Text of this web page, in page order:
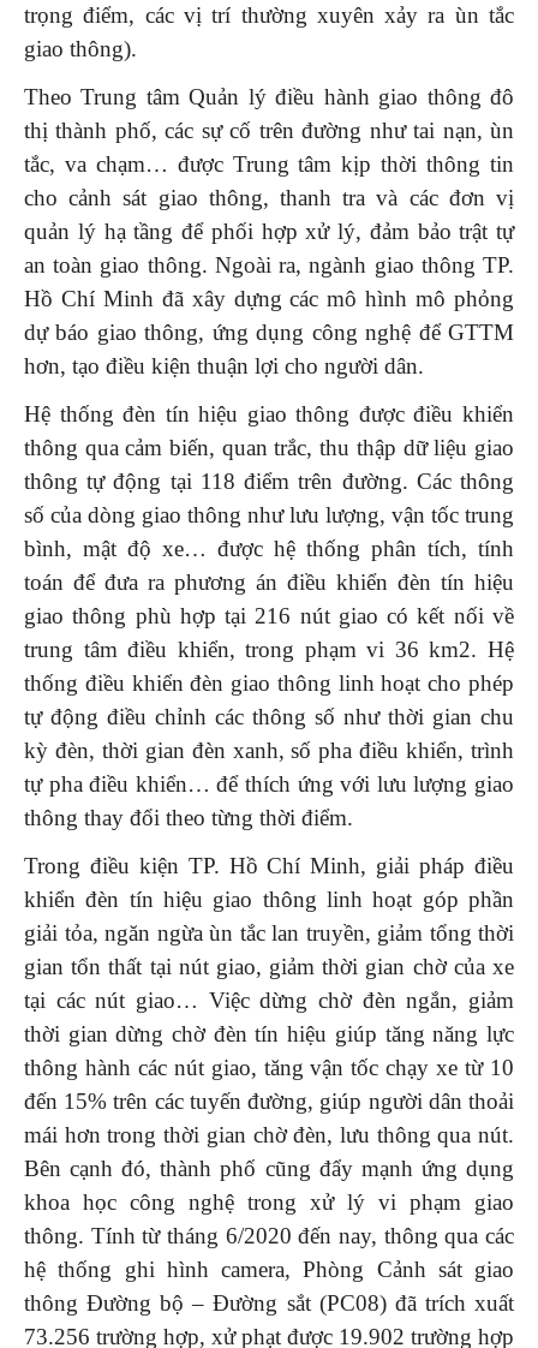
trọng điểm, các vị trí thường xuyên xảy ra ùn tắc
giao thông).
Theo Trung tâm Quản lý điều hành giao thông đô
thị thành phố, các sự cố trên đường như tai nạn, ùn
tắc, va chạm… được Trung tâm kịp thời thông tin
cho cảnh sát giao thông, thanh tra và các đơn vị
quản lý hạ tầng để phối hợp xử lý, đảm bảo trật tự
an toàn giao thông. Ngoài ra, ngành giao thông TP.
Hồ Chí Minh đã xây dựng các mô hình mô phỏng
dự báo giao thông, ứng dụng công nghệ để GTTM
hơn, tạo điều kiện thuận lợi cho người dân.
Hệ thống đèn tín hiệu giao thông được điều khiển
thông qua cảm biến, quan trắc, thu thập dữ liệu giao
thông tự động tại 118 điểm trên đường. Các thông
số của dòng giao thông như lưu lượng, vận tốc trung
bình, mật độ xe… được hệ thống phân tích, tính
toán để đưa ra phương án điều khiển đèn tín hiệu
giao thông phù hợp tại 216 nút giao có kết nối về
trung tâm điều khiển, trong phạm vi 36 km2. Hệ
thống điều khiển đèn giao thông linh hoạt cho phép
tự động điều chỉnh các thông số như thời gian chu
kỳ đèn, thời gian đèn xanh, số pha điều khiển, trình
tự pha điều khiển… để thích ứng với lưu lượng giao
thông thay đổi theo từng thời điểm.
Trong điều kiện TP. Hồ Chí Minh, giải pháp điều
khiển đèn tín hiệu giao thông linh hoạt góp phần
giải tỏa, ngăn ngừa ùn tắc lan truyền, giảm tổng thời
gian tổn thất tại nút giao, giảm thời gian chờ của xe
tại các nút giao… Việc dừng chờ đèn ngắn, giảm
thời gian dừng chờ đèn tín hiệu giúp tăng năng lực
thông hành các nút giao, tăng vận tốc chạy xe từ 10
đến 15% trên các tuyến đường, giúp người dân thoải
mái hơn trong thời gian chờ đèn, lưu thông qua nút.
Bên cạnh đó, thành phố cũng đẩy mạnh ứng dụng
khoa học công nghệ trong xử lý vi phạm giao
thông. Tính từ tháng 6/2020 đến nay, thông qua các
hệ thống ghi hình camera, Phòng Cảnh sát giao
thông Đường bộ – Đường sắt (PC08) đã trích xuất
73.256 trường hợp, xử phạt được 19.902 trường hợp